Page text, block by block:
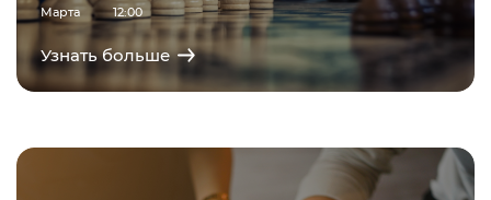
Марта 12:00
Узнать больше